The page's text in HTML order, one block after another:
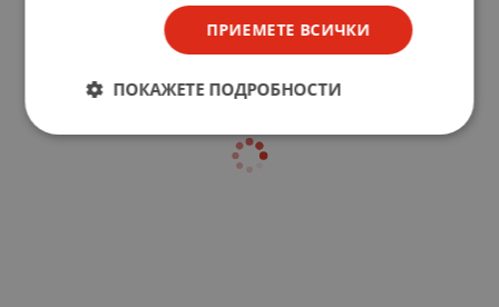
ПРИЕМЕТЕ ВСИЧКИ
ПОКАЖЕТЕ ПОДРОБНОСТИ